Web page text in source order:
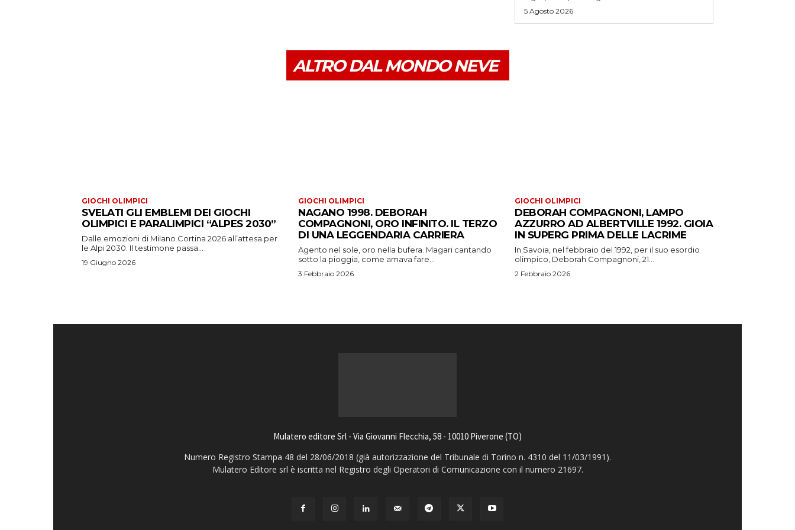
5 Agosto 2026
ALTRO DAL MONDO NEVE
GIOCHI OLIMPICI
SVELATI GLI EMBLEMI DEI GIOCHI
OLIMPICI E PARALIMPICI “ALPES 2030”
Dalle emozioni di Milano Cortina 2026 all’attesa per
le Alpi 2030. Il testimone passa...
19 Giugno 2026
GIOCHI OLIMPICI
NAGANO 1998. DEBORAH
COMPAGNONI, ORO INFINITO. IL TERZO
DI UNA LEGGENDARIA CARRIERA
Agento nel sole, oro nella bufera. Magari cantando
sotto la pioggia, come amava fare...
3 Febbraio 2026
GIOCHI OLIMPICI
DEBORAH COMPAGNONI, LAMPO
AZZURRO AD ALBERTVILLE 1992. GIOIA
IN SUPERG PRIMA DELLE LACRIME
In Savoia, nel febbraio del 1992, per il suo esordio
olimpico, Deborah Compagnoni, 21...
2 Febbraio 2026
Mulatero editore Srl - Via Giovanni Flecchia, 58 - 10010 Piverone (TO)
Numero Registro Stampa 48 del 28/06/2018 (già autorizzazione del Tribunale di Torino n. 4310 del 11/03/1991).
Mulatero Editore srl è iscritta nel Registro degli Operatori di Comunicazione con il numero 21697.